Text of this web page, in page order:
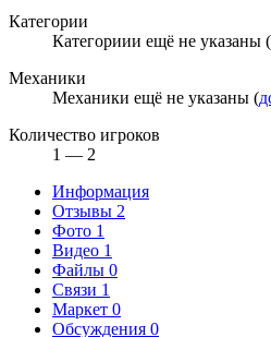
Категории
Категориии ещё не указаны (
Механики
Механики ещё не указаны (
Количество игроков
1 — 2
Информация
Отзывы 2
Фото 1
Видео 1
Файлы 0
Связи 1
Маркет 0
Обсуждения 0